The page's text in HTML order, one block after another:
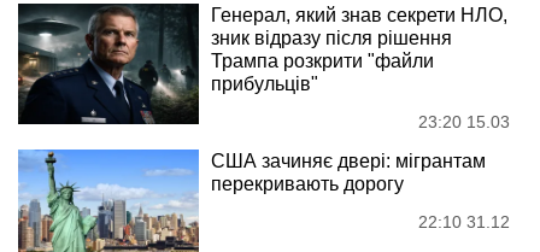
Генерал, який знав секрети НЛО,
зник відразу після рішення
Трампа розкрити "файли
прибульців"
23:20 15.03
США зачиняє двері: мігрантам
перекривають дорогу
22:10 31.12